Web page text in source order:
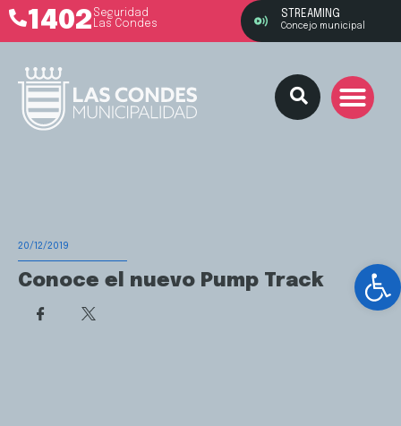
1402 Seguridad
Las Condes
STREAMING
Concejo municipal
20/12/2019
Conoce el nuevo Pump Track